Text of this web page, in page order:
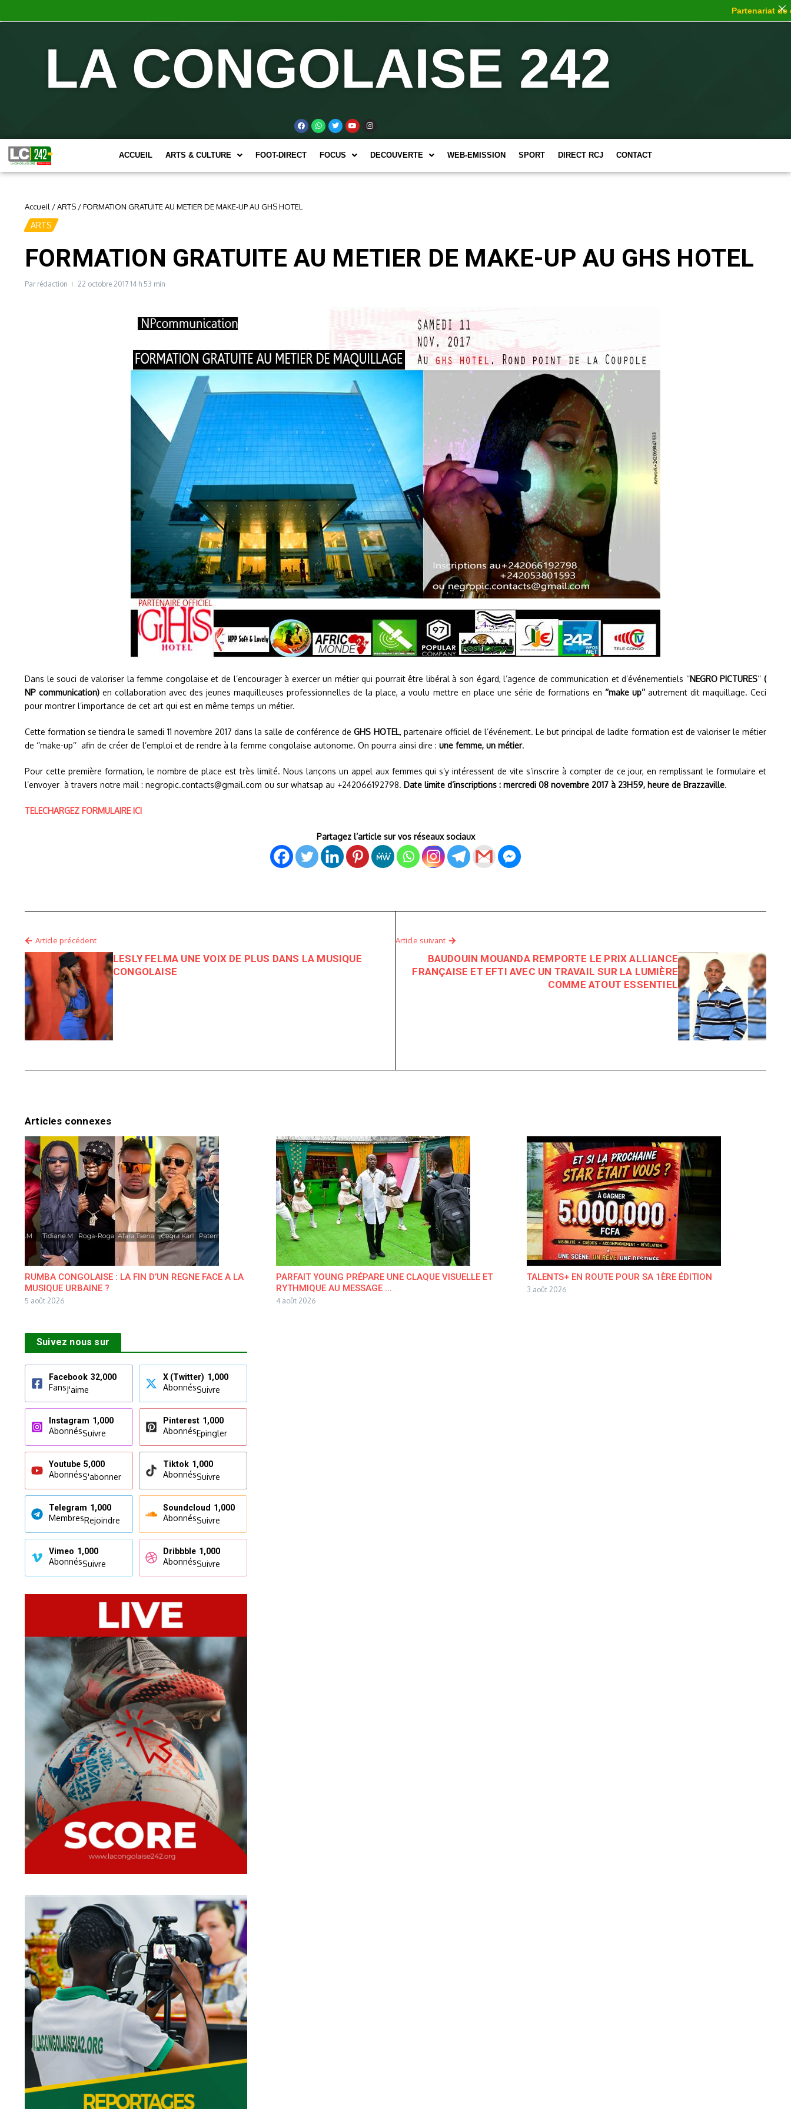
LA CONGOLAISE 242
ACCUEIL ARTS & CULTURE FOOT-DIRECT FOCUS DECOUVERTE WEB-EMISSION SPORT DIRECT RCJ CONTACT
Accueil /ARTS /FORMATION GRATUITE AU METIER DE MAKE-UP AU GHS HOTEL
ARTS
FORMATION GRATUITE AU METIER DE MAKE-UP AU GHS HOTEL
Par rédaction 22 octobre 2017 14 h 53 min
Dans le souci de valoriser la femme congolaise et de l’encourager à exercer un métier qui pourrait être libéral à son égard, l’agence de communication et d’événementiels ‘’NEGRO PICTURES’’ (
NP communication)en collaboration avec des jeunes maquilleuses professionnelles de la place, a voulu mettre en place une série de formations en ‘’make up’’autrement dit maquillage. Ceci
pour montrer l’importance de cet art qui est en même temps un métier.
Cette formation se tiendra le samedi 11 novembre 2017 dans la salle de conférence deGHS HOTEL, partenaire officiel de l’événement. Le but principal de ladite formation est de valoriser le métier
de ‘’make-up’’ afin de créer de l’emploi et de rendre à la femme congolaise autonome. On pourra ainsi dire : une femme, un métier.
Pour cette première formation, le nombre de place est très limité. Nous lançons un appel aux femmes qui s’y intéressent de vite s’inscrire à compter de ce jour, en remplissant le formulaire et
l’envoyer à travers notre mail : negropic.contacts@gmail.com ou sur whatsap au +242066192798. Date limite d’inscriptions : mercredi 08 novembre 2017 à 23H59, heure de Brazzaville.
TELECHARGEZ FORMULAIRE ICI
Partagez l’article sur vos réseaux sociaux
Article précédent
LESLY FELMA UNE VOIX DE PLUS DANS LA MUSIQUE
CONGOLAISE
Article suivant
BAUDOUIN MOUANDA REMPORTE LE PRIX ALLIANCE
FRANÇAISE ET EFTI AVEC UN TRAVAIL SUR LA LUMIÈRE
COMME ATOUT ESSENTIEL
Articles connexes
RUMBA CONGOLAISE : LA FIN D’UN REGNE FACE A LA
MUSIQUE URBAINE ?
5 août 2026
PARFAIT YOUNG PRÉPARE UNE CLAQUE VISUELLE ET
RYTHMIQUE AU MESSAGE ...
4 août 2026
TALENTS+ EN ROUTE POUR SA 1ÈRE ÉDITION
3 août 2026
Suivez nous sur
Facebook 32,000
FansJ'aime
X (Twitter) 1,000
AbonnésSuivre
Instagram 1,000
AbonnésSuivre
Pinterest 1,000
AbonnésEpingler
Youtube 5,000
AbonnésS'abonner
Tiktok 1,000
AbonnésSuivre
Telegram 1,000
MembresRejoindre
Soundcloud 1,000
AbonnésSuivre
Vimeo 1,000
AbonnésSuivre
Dribbble 1,000
AbonnésSuivre
Partenariat de choc